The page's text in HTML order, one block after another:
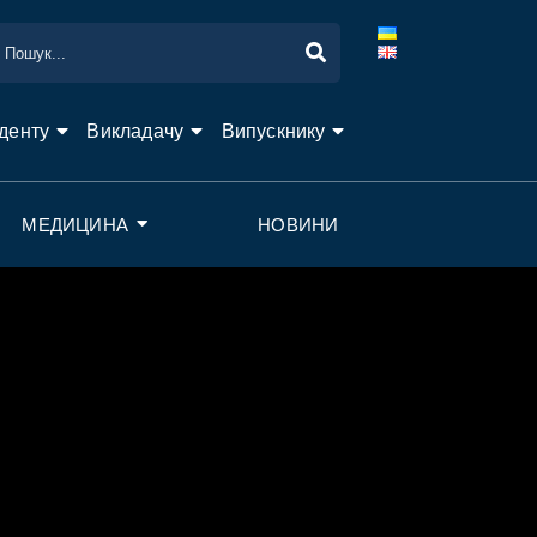
Викладачу Випускнику
МЕДИЦИНА НОВИНИ